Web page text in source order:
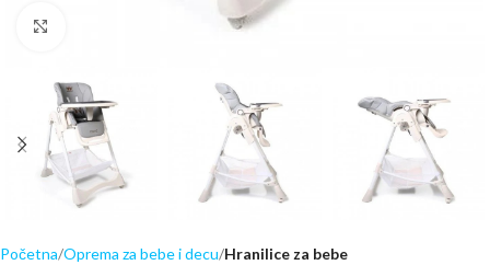
Početna Oprema za bebe i decu Hranilice za bebe